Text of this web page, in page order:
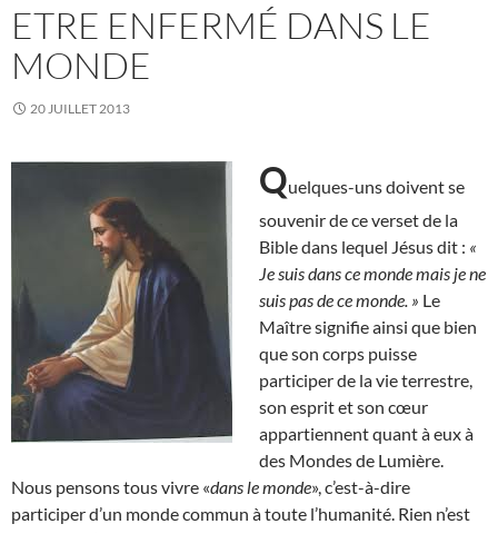
ETRE ENFERMÉ DANS LE
MONDE
20 JUILLET 2013
Quelques-uns doivent se
souvenir de ce verset de la
Bible dans lequel Jésus dit : «
Je suis dans ce monde mais je ne
suis pas de ce monde. » Le
Maître signifie ainsi que bien
que son corps puisse
participer de la vie terrestre,
son esprit et son cœur
appartiennent quant à eux à
des Mondes de Lumière.
Nous pensons tous vivre «dans le monde», c’est-à-dire
participer d’un monde commun à toute l’humanité. Rien n’est